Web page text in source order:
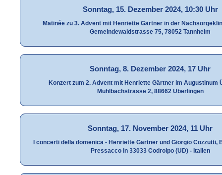
Sonntag, 15. Dezember 2024, 10:30 Uhr
Matinée zu 3. Advent mit Henriette Gärtner in der
Gemeindewaldstrasse 75, 78052 Tannheim
Sonntag, 8. Dezember 2024, 17 Uhr
Konzert zum 2. Advent mit Henriette Gärtner im Augustinum
Mühlbachstrasse 2, 88662 Überlingen
Sonntag, 17. November 2024, 11 Uhr
I concerti della domenica - Henriette Gärtner und Giorgio Cozzutti,
Pressacco in 33033 Codroipo (UD) - Italien